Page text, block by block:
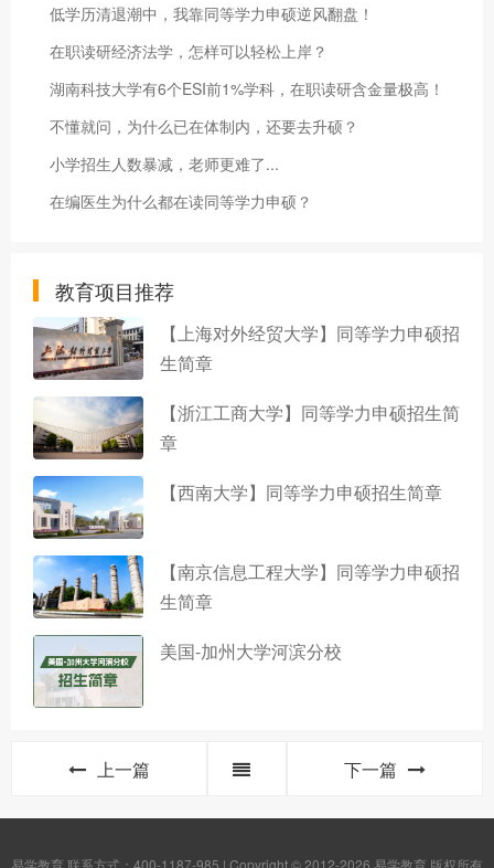
低学历清退潮中，我靠同等学力申硕逆风翻盘！
在职读研经济法学，怎样可以轻松上岸？
湖南科技大学有6个ESI前1%学科，在职读研含金量极高！
不懂就问，为什么已在体制内，还要去升硕？
小学招生人数暴减，老师更难了...
在编医生为什么都在读同等学力申硕？
教育项目推荐
【上海对外经贸大学】同等学力申硕招
生简章
【浙江工商大学】同等学力申硕招生简
章
【西南大学】同等学力申硕招生简章
【南京信息工程大学】同等学力申硕招
生简章
美国-加州大学河滨分校
上一篇 下一篇
易学教育 联系方式：400-1187-985 | Copyright © 2012-2026 易学教育 版权所有